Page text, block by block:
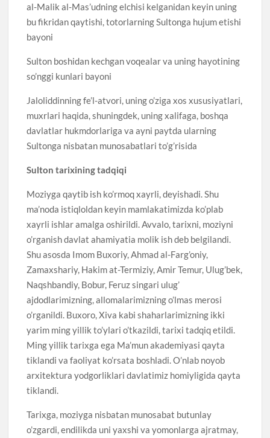
al-Malik al-Mas’udning elchisi kelganidan keyin uning
bu fikridan qaytishi, totorlarning Sultonga hujum etishi
bayoni
Sulton boshidan kechgan voqealar va uning hayotining
so’nggi kunlari bayoni
Jaloliddinning fe’l-atvori, uning o’ziga xos xususiyatlari,
muxrlari haqida, shuningdek, uning xalifaga, boshqa
davlatlar hukmdorlariga va ayni paytda ularning
Sultonga nisbatan munosabatlari to’g’risida
Sulton tarixining tadqiqi
Moziyga qaytib ish ko’rmoq xayrli, deyishadi. Shu
ma’noda istiqloldan keyin mamlakatimizda ko’plab
xayrli ishlar amalga oshirildi. Avvalo, tarixni, moziyni
o’rganish davlat ahamiyatia molik ish deb belgilandi.
Shu asosda Imom Buxoriy, Ahmad al-Farg’oniy,
Zamaxshariy, Hakim at-Termiziy, Amir Temur, Ulug’bek,
Naqshbandiy, Bobur, Feruz singari ulug’
ajdodlarimizning, allomalarimizning o’lmas merosi
o’rganildi. Buxoro, Xiva kabi shaharlarimizning ikki
yarim ming yillik to’ylari o’tkazildi, tarixi tadqiq etildi.
Ming yillik tarixga ega Ma’mun akademiyasi qayta
tiklandi va faoliyat ko’rsata boshladi. O’nlab noyob
arxitektura yodgorliklari davlatimiz homiyligida qayta
tiklandi.
Tarixga, moziyga nisbatan munosabat butunlay
o’zgardi, endilikda uni yaxshi va yomonlarga ajratmay,